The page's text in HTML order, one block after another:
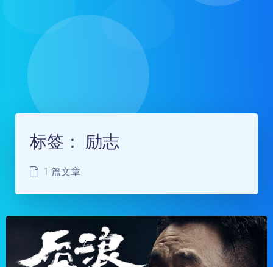
标签： 励志
1 篇文章